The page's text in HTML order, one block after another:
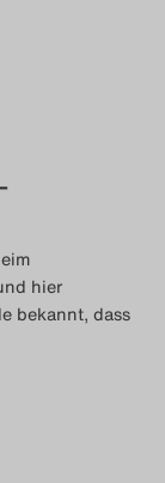
hier
bekannt, dass